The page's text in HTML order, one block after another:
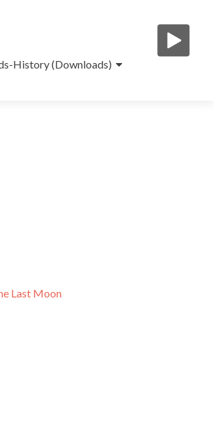
History (Downloads)
Last Moon